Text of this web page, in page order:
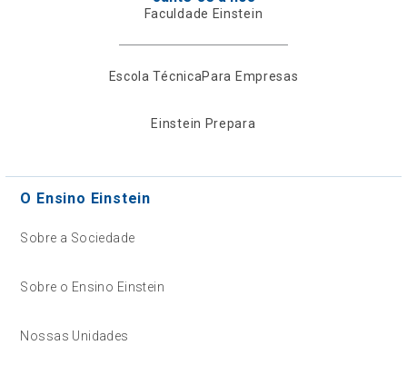
Faculdade Einstein
Escola TécnicaPara Empresas
Einstein Prepara
O Ensino Einstein
Sobre a Sociedade
Sobre o Ensino Einstein
Nossas Unidades